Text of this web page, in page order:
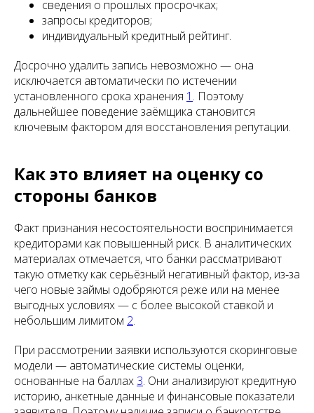
сведения о прошлых просрочках;
запросы кредиторов;
индивидуальный кредитный рейтинг.
Досрочно удалить запись невозможно — она
исключается автоматически по истечении
установленного срока хранения 1 . Поэтому
дальнейшее поведение заёмщика становится
ключевым фактором для восстановления репутации.
Как это влияет на оценку со
стороны банков
Факт признания несостоятельности воспринимается
кредиторами как повышенный риск. В аналитических
материалах отмечается, что банки рассматривают
такую отметку как серьёзный негативный фактор, из‑за
чего новые займы одобряются реже или на менее
выгодных условиях — с более высокой ставкой и
небольшим лимитом 2.
При рассмотрении заявки используются скоринговые
модели — автоматические системы оценки,
основанные на баллах 3. Они анализируют кредитную
историю, анкетные данные и финансовые показатели